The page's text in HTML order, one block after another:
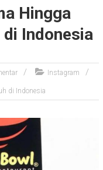
Hingga
Indonesia
Instagram
di Indonesia